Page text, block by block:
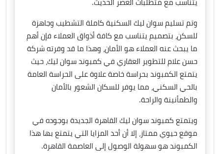
يتناسب مع متطلبات العصر الحديث.
وتم تسليم سوان ليك السكنية كاملة التشطيب وجاهزة
للسكن، بتصميم يتناسب مع كافة أذواق العملاء فإن أهم
ما يبحث عنه العملاء هو الأمان، وهذا ما قد وفرته شركة
حسن علام للتطوير العقاري في كمبوند سوان ليك، حيث
يتمتع الكمبوند بحراسة خاصة علاوة على الحراسة العامة
بالحي السكني، مما يوفر للسكان الشعور بالأمان
والطمأنينة والراحة.
ويتمتع كمبوند سوان ليك القاهرة الجديدة بوجوده في
موقع حيوي ممتاز، إلا أن أحد المزايا التي يتمتع بها هذا
الكمبوند هو سهولة الوصول إلى العاصمة القاهرة.